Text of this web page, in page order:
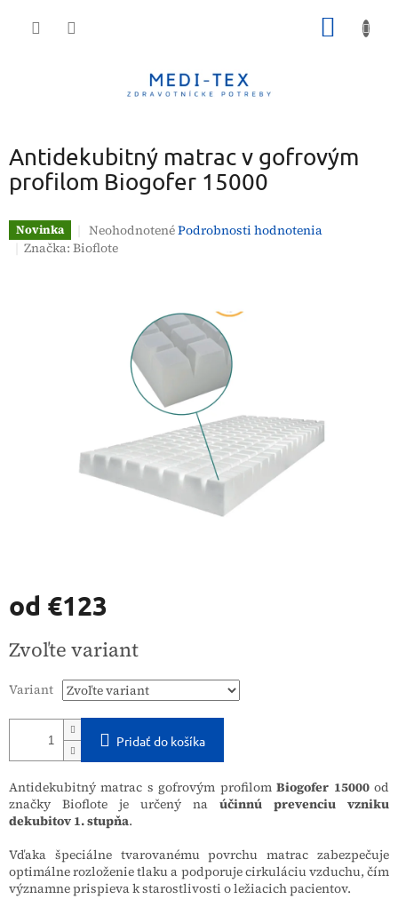
Antidekubitný matrac v gofrovým
profilom Biogofer 15000
Novinka
Priemerné
hodnotenie
hviezdičiek.
NeohodnotenéPodrobnosti hodnotenia
Značka:Bioflote
od €123
cena:
Zvoľte variant
Variant
Pridať do košíka
Antidekubitný matrac s gofrovým profilomBiogofer 15000od
značky Bioflote je určený na účinnú prevenciu vzniku
dekubitov 1. stupňa.
Vďaka špeciálne tvarovanému povrchu matrac zabezpečuje
optimálne rozloženie tlaku a podporuje cirkuláciu vzduchu, čím
významne prispieva k starostlivosti o ležiacich pacientov.